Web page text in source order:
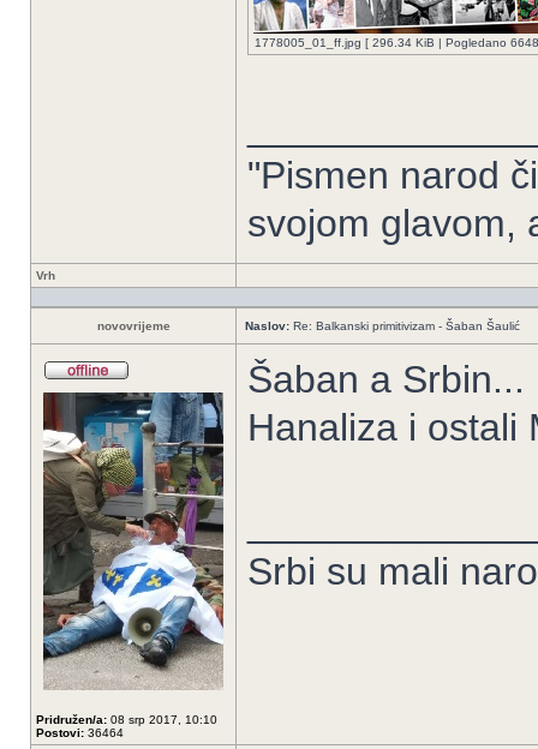
1778005_01_ff.jpg [ 296.34 KiB | Pogledano
"Pismen narod
svojom glavom,
Vrh
novovrijeme Naslov: Re: Balkanski primitivizam - Šaban Šaulić
Pridružen/a: 08 srp 2017, 10:10
Postovi: 36464
Šaban a Srbin...
Hanaliza i ostali
Srbi su mali